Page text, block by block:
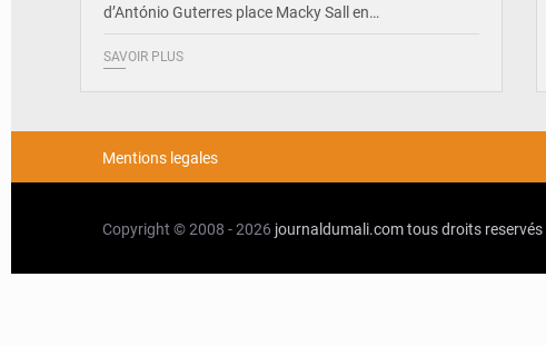
d’António Guterres place Macky Sall en…
SAVOIR PLUS
Mentions legales
Copyright © 2008 - 2026 journaldumali.comtous droits reservés